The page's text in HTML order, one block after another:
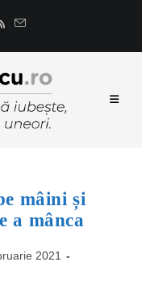
mâini și
a mânca
2021